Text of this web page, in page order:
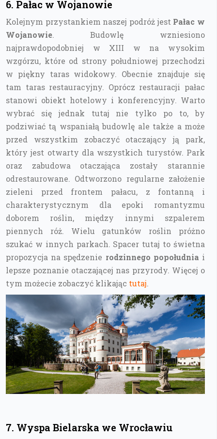
6. Pałac w Wojanowie
Kolejnym przystankiem naszej podróż jest Pałac w
Wojanowie. Budowlę wzniesiono
najprawdopodobniej w XIII w na wysokim
wzgórzu, które od strony południowej przechodzi
w piękny taras widokowy. Obecnie znajduje się
tam taras restauracyjny. Oprócz restauracji pałac
stanowi obiekt hotelowy i konferencyjny. Warto
wybrać się jednak tutaj nie tylko po to, by
podziwiać tą wspaniałą budowlę ale także a może
przed wszystkim zobaczyć otaczający ją park,
który jest otwarty dla wszystkich turystów. Park
oraz zabudowa otaczająca zostały starannie
odrestaurowane. Odtworzono regularne założenie
zieleni przed frontem pałacu, z fontanną i
charakterystycznym dla epoki romantyzmu
doborem roślin, między innymi szpalerem
piennych róż. Wielu gatunków roślin próżno
szukać w innych parkach. Spacer tutaj to świetna
propozycja na spędzenie rodzinnego popołudnia i
lepsze poznanie otaczającej nas przyrody. Więcej o
tym możecie zobaczyć klikając tutaj.
7. Wyspa Bielarska we Wrocławiu